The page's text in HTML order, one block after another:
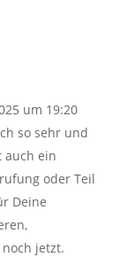
um 19:20
so sehr und
auch ein
oder Teil
Deine
jetzt.